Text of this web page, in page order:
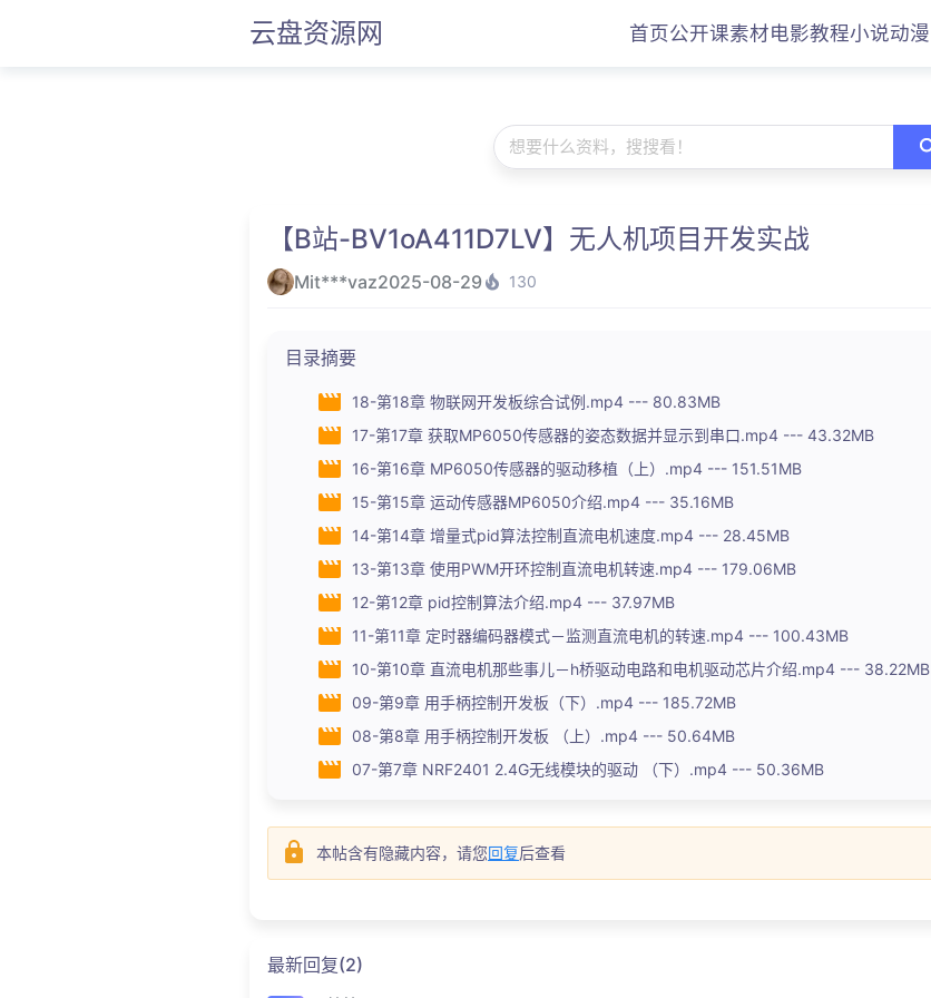
云盘资源网 首页公开课素材电影教程小说动漫
想要什么资料，搜搜看！
【B站-BV1oA411D7LV】无人机项目开发实战
Mit***vaz2025-08-29 130
目录摘要
18-第18章 物联网开发板综合试例.mp4 --- 80.83MB
17-第17章 获取MP6050传感器的姿态数据并显示到串口.mp4 --- 43.32MB
16-第16章 MP6050传感器的驱动移植（上）.mp4 --- 151.51MB
15-第15章 运动传感器MP6050介绍.mp4 --- 35.16MB
14-第14章 增量式pid算法控制直流电机速度.mp4 --- 28.45MB
13-第13章 使用PWM开环控制直流电机转速.mp4 --- 179.06MB
12-第12章 pid控制算法介绍.mp4 --- 37.97MB
11-第11章 定时器编码器模式－监测直流电机的转速.mp4 --- 100.43MB
10-第10章 直流电机那些事儿－h桥驱动电路和电机驱动芯片介绍.mp4 --- 38.22MB
09-第9章 用手柄控制开发板（下）.mp4 --- 185.72MB
08-第8章 用手柄控制开发板 （上）.mp4 --- 50.64MB
07-第7章 NRF2401 2.4G无线模块的驱动 （下）.mp4 --- 50.36MB
本帖含有隐藏内容，请您回复后查看
最新回复(2)